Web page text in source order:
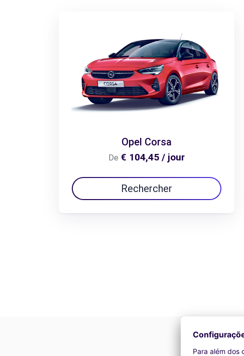
Opel Corsa
De € 104,45 / jour
Rechercher